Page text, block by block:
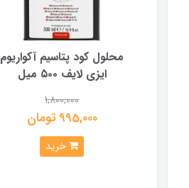
محلول کود پتاسیم آکواریوم
ایزی لایف ۵۰۰ میل
1,800,000
995,000 تومان
خرید